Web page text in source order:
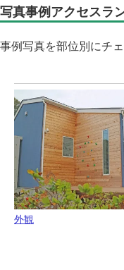
写真事例アクセスラ
事例写真を部位別にチェ
外観